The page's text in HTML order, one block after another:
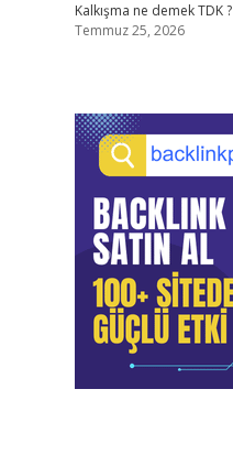
Kalkışma ne demek TDK ?
Temmuz 25, 2026